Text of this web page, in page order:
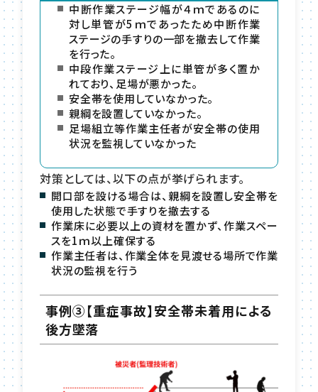
中断作業ステージ幅が４ｍであるのに
対し単管が5ｍであったため中断作業
ステージの手すりの一部を撤去して作業
を行った。
中段作業ステージ上に単管が多く置か
れており、足場が悪かった。
安全帯を使用していなかった。
親綱を設置していなかった。
足場組立等作業主任者が安全帯の使用
状況を監視していなかった
対策としては、以下の点が挙げられます。
開口部を設ける場合は、親綱を設置し安全帯を
使用した状態で手すりを撤去する
作業床に必要以上の資材を置かず、作業スペー
スを1ｍ以上確保する
作業主任者は、作業全体を見渡せる場所で作業
状況の監視を行う
事例③【重症事故】安全帯未着用による
後方墜落